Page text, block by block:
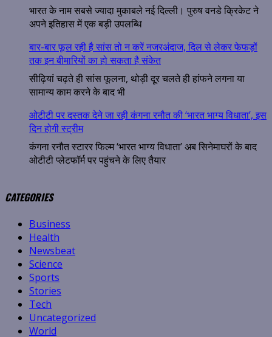
भारत के नाम सबसे ज्यादा मुकाबले नई दिल्ली। पुरुष वनडे क्रिकेट ने
अपने इतिहास में एक बड़ी उपलब्धि
बार-बार फूल रही है सांस तो न करें नजरअंदाज, दिल से लेकर फेफड़ों
तक इन बीमारियों का हो सकता है संकेत
सीढ़ियां चढ़ते ही सांस फूलना, थोड़ी दूर चलते ही हांफने लगना या
सामान्य काम करने के बाद भी
ओटीटी पर दस्तक देने जा रही कंगना रनौत की ‘भारत भाग्य विधाता’, इस
दिन होगी स्ट्रीम
कंगना रनौत स्टारर फिल्म ‘भारत भाग्य विधाता’ अब सिनेमाघरों के बाद
ओटीटी प्लेटफॉर्म पर पहुंचने के लिए तैयार
CATEGORIES
Business
Health
Newsbeat
Science
Sports
Stories
Tech
Uncategorized
World